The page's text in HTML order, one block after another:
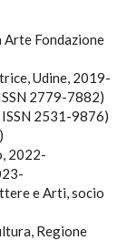
Fondazione
Udine, 2019-
2779-7882)
ISSN 2531-9876)
2022-
e Arti, socio
Regione